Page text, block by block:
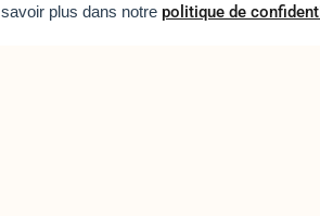
savoir plus dans notre politique de